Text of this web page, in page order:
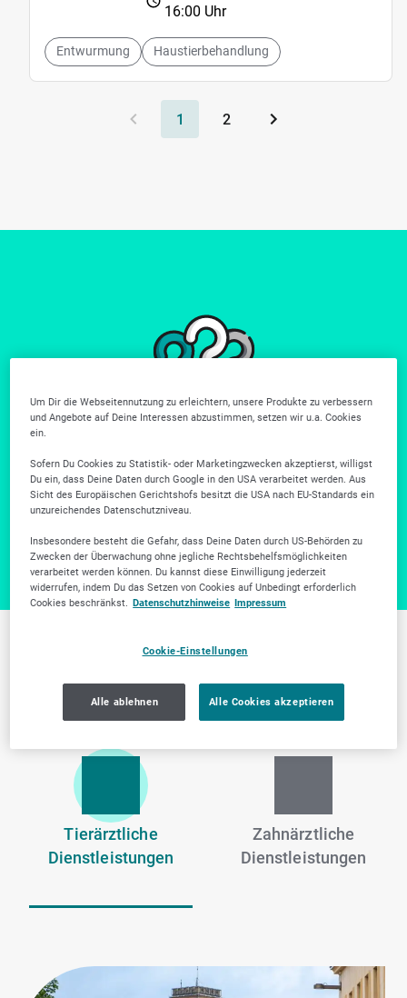
16:00 Uhr
Entwurmung Haustierbehandlung
1 2
Du findest nicht
wonach du suchst?
Weitere Unternehmen gibt es in unserer Firmensuche.
Zur Firmensuche
Weitere Branchen in
Fürth
Tierärztliche
Dienstleistungen
Zahnärztliche
Dienstleistungen
Um Dir die Webseitennutzung zu erleichtern, unsere Produkte zu verbessern
und Angebote auf Deine Interessen abzustimmen, setzen wir u.a. Cookies
ein.
Sofern Du Cookies zu Statistik- oder Marketingzwecken akzeptierst, willigst
Du ein, dass Deine Daten durch Google in den USA verarbeitet werden. Aus
Sicht des Europäischen Gerichtshofs besitzt die USA nach EU-Standards ein
unzureichendes Datenschutzniveau.
Insbesondere besteht die Gefahr, dass Deine Daten durch US-Behörden zu
Zwecken der Überwachung ohne jegliche Rechtsbehelfsmöglichkeiten
verarbeitet werden können. Du kannst diese Einwilligung jederzeit
widerrufen, indem Du das Setzen von Cookies auf Unbedingt erforderlich
Cookies beschränkst. Datenschutzhinweise Impressum
Cookie-Einstellungen
Alle ablehnen Alle Cookies akzeptieren